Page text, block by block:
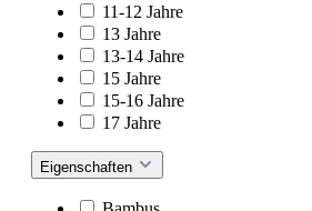
11-12 Jahre
13 Jahre
13-14 Jahre
15 Jahre
15-16 Jahre
17 Jahre
Eigenschaften